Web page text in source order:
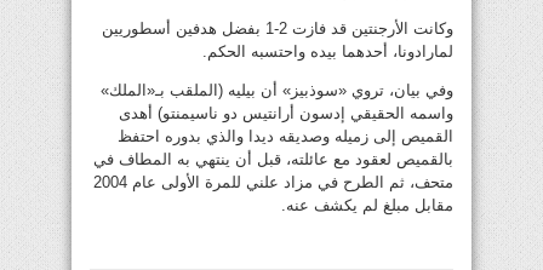
وكانت الأرجنتين قد فازت 2-1 بفضل هدفين أسطوريين
لمارادونا، أحدهما بيده واحتسبه الحكم.
وفي بيان، تروي «سوذبيز» أن بيليه (الملقب بـ«الملك»
واسمه الحقيقي إدسون أرانتيس دو ناسيمنتو) أهدى
القميص إلى زميله وصديقه ديدا والذي بدوره احتفظ
بالقميص لعقود مع عائلته، قبل أن ينتهي به المطاف في
متحف، ثم الطرح في مزاد علني للمرة الأولى عام 2004
مقابل مبلغ لم يكشف عنه.